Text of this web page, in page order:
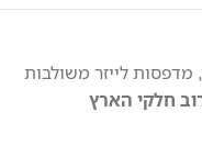
, מדפסות לייזר משולבות